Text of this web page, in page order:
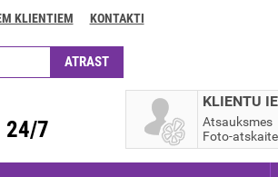
KLIENTIEM KONTAKTI
KLIENTU
Atsauksmes
Foto-atskaite
24/7